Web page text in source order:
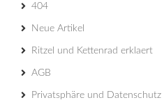
404
Neue Artikel
Ritzel und Kettenrad erklaert
AGB
Privatsphäre und Datenschutz